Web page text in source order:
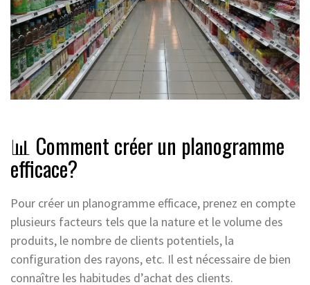
📊 Comment créer un planogramme
efficace?
Pour créer un planogramme efficace, prenez en compte
plusieurs facteurs tels que la nature et le volume des
produits, le nombre de clients potentiels, la
configuration des rayons, etc. Il est nécessaire de bien
connaître les habitudes d’achat des clients.